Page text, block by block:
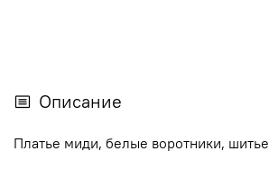
Описание
Платье миди, белые воротники, шитье